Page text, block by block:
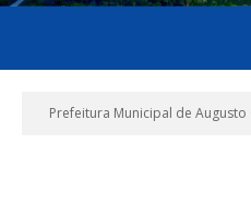
Prefeitura Municipal de